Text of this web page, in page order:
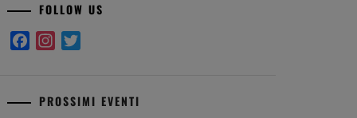
FOLLOW US
FacebookInstagram
PROSSIMI EVENTI